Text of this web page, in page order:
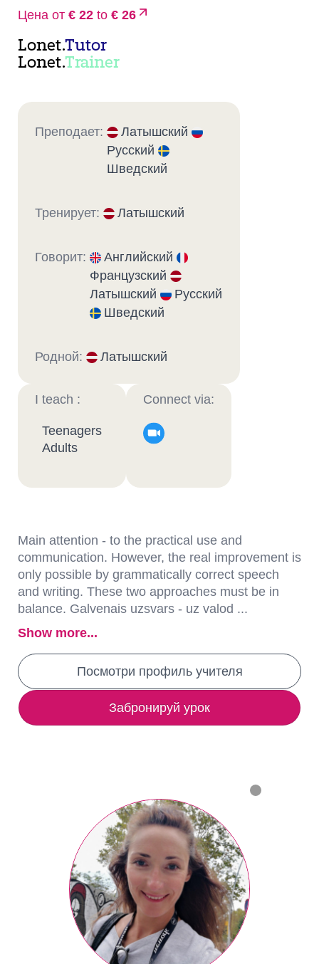
Цена от € 22 to € 26
Lonet.Tutor
Lonet.Trainer
Преподает:
Латышский
Русский
Шведский
Тренирует: Латышский
Говорит:
Английский
Французский
Латышский
Русский
Шведский
Родной: Латышский
I teach :
Teenagers
Adults
Connect via:
Main attention - to the practical use and
communication. However, the real improvement is
only possible by grammatically correct speech
and writing. These two approaches must be in
balance. Galvenais uzsvars - uz valod ...
Show more...
Посмотри профиль учителя
Забронируй урок